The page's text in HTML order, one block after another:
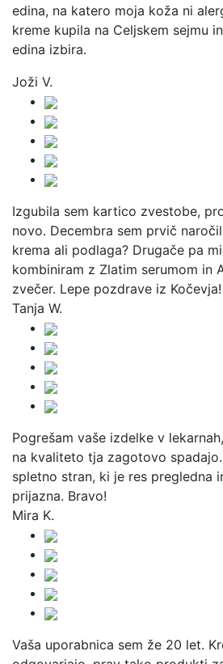
edina, na katero moja koža ni
kreme kupila na Celjskem sejmu
edina izbira.
Joži V.
Izgubila sem kartico zvestobe,
novo. Decembra sem prvič
krema ali podlaga? Drugače pa
kombiniram z Zlatim serumom in
zvečer. Lepe pozdrave iz Kočevja!
Tanja W.
Pogrešam vaše izdelke v
na kvaliteto tja zagotovo
spletno stran, ki je res pregledna
prijazna. Bravo!
Mira K.
Vaša uporabnica sem že 20 let.